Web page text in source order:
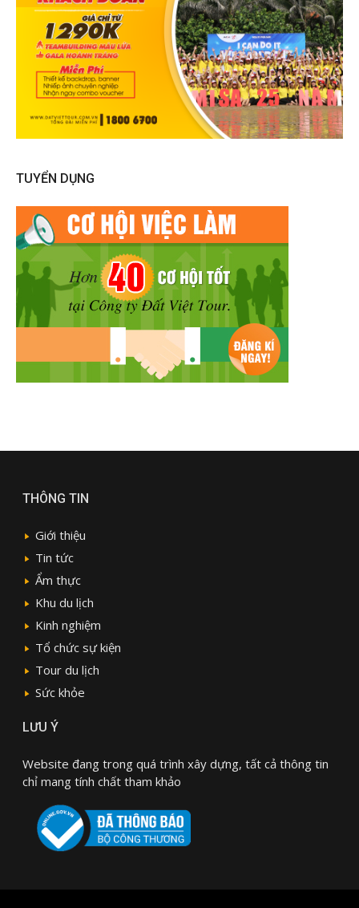
TUYỂN DỤNG
THÔNG TIN
Giới thiệu
Tin tức
Ẩm thực
Khu du lịch
Kinh nghiệm
Tổ chức sự kiện
Tour du lịch
Sức khỏe
LƯU Ý
Website đang trong quá trình xây dựng, tất cả thông tin
chỉ mang tính chất tham khảo